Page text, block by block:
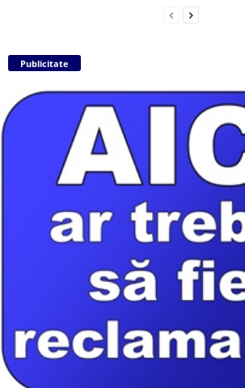
Publicitate